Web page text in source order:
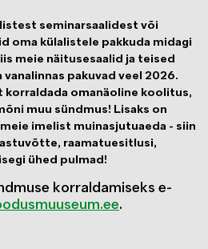
seminarsaalidest või
oma külalistele pakkuda midagi
meie näitusesaalid ja teised
vanalinnas pakuvad veel 2026.
korraldada omanäoline koolitus,
muu sündmus! Lisaks on
imelist muinasjutuaeda - siin
raamatuesitlusi,
ühed pulmad!
korraldamiseks e-
.